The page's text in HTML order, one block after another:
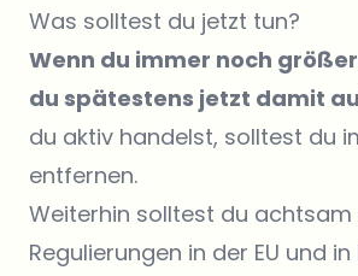
Was solltest du jetzt tun?
Wenn du immer noch
du spätestens jetzt damit
du aktiv handelst, solltest du
entfernen.
Weiterhin solltest du
Regulierungen in der EU und